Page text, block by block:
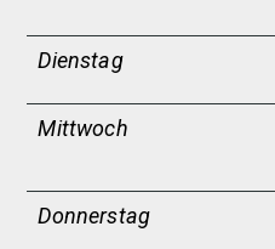
Dienstag
Mittwoch
Donnerstag